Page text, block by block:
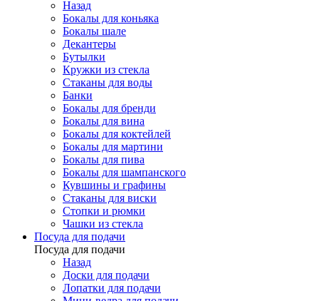
Назад
Бокалы для коньяка
Бокалы шале
Декантеры
Бутылки
Кружки из стекла
Стаканы для воды
Банки
Бокалы для бренди
Бокалы для вина
Бокалы для коктейлей
Бокалы для мартини
Бокалы для пива
Бокалы для шампанского
Кувшины и графины
Стаканы для виски
Стопки и рюмки
Чашки из стекла
Посуда для подачи
Посуда для подачи
Назад
Доски для подачи
Лопатки для подачи